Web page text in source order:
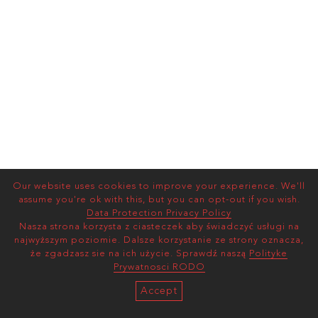
Our website uses cookies to improve your experience. We'll
assume you're ok with this, but you can opt-out if you wish.
Data Protection Privacy Policy
Nasza strona korzysta z ciasteczek aby świadczyć usługi na
najwyższym poziomie. Dalsze korzystanie ze strony oznacza,
że zgadzasz sie na ich użycie. Sprawdź naszą Polityke
Prywatnosci RODO
Accept